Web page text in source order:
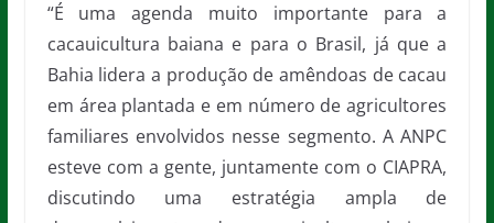
“É uma agenda muito importante para a
cacauicultura baiana e para o Brasil, já que a
Bahia lidera a produção de amêndoas de cacau
em área plantada e em número de agricultores
familiares envolvidos nesse segmento. A ANPC
esteve com a gente, juntamente com o CIAPRA,
discutindo uma estratégia ampla de